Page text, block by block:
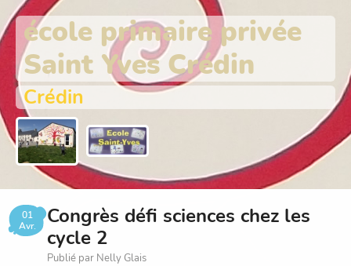
école primaire privée
Saint Yves Crédin
Crédin
01
Avr.
Congrès défi sciences chez les
cycle 2
Publié par Nelly Glais